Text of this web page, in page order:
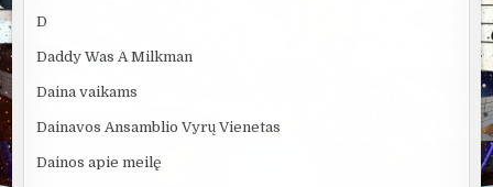
D
Daddy Was A Milkman
Daina vaikams
Dainavos Ansamblio Vyrų Vienetas
Dainos apie meilę